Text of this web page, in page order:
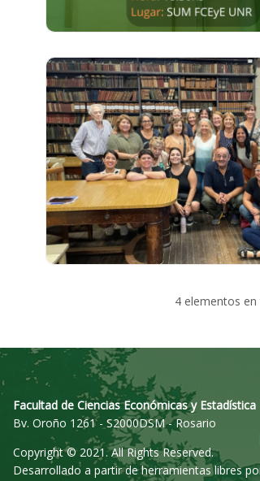
4 elementos en
Facultad de Ciencias Económicas y
Bv. Oroño 1261 - S2000DSM - Rosario
Copyright © 2021. All Rights Reserved.
Desarrollado a partir de herramientas libres